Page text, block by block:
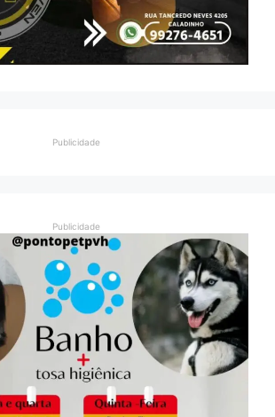
Publicidade
Publicidade